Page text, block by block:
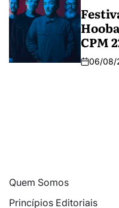
CPM
06/08/
Quem Somos
Princípios Editoriais